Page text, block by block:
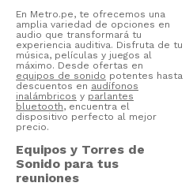
En Metro.pe, te ofrecemos una
amplia variedad de opciones en
audio que transformará tu
experiencia auditiva. Disfruta de tu
música, películas y juegos al
máximo. Desde ofertas en
equipos de sonido potentes hasta
descuentos en audífonos
inalámbricos y parlantes
bluetooth, encuentra el
dispositivo perfecto al mejor
precio.
Equipos y Torres de
Sonido para tus
reuniones